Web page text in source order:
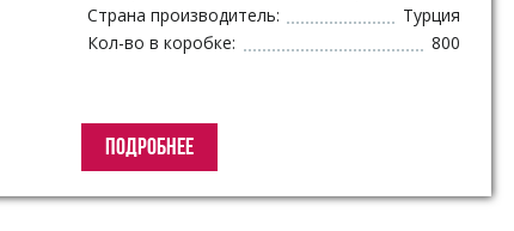
Страна производитель:
Турция
Кол-во в коробке:
800
ПОДРОБНЕЕ